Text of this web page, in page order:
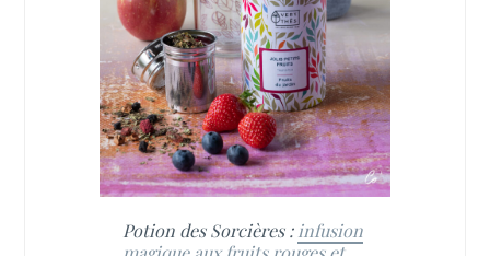
Potion des Sorcières : infusion